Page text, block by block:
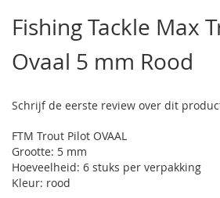
het
begin
van
de
gallerij
Fishing Tackle Max
Ovaal 5 mm Rood
Schrijf de eerste review over dit
FTM Trout Pilot OVAAL
Grootte: 5 mm
Hoeveelheid: 6 stuks per verpakking
Kleur: rood